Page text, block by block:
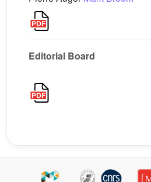
Editorial Board